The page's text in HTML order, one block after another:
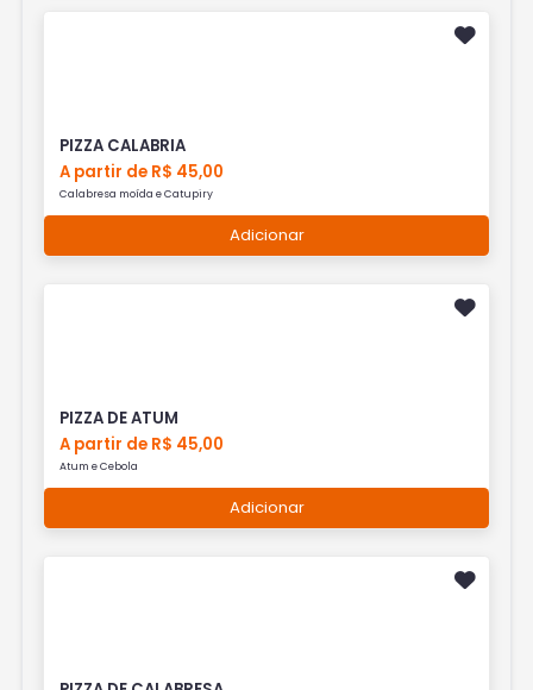
PIZZA CALABRIA
A partir de R$ 45,00
Calabresa moída e Catupiry
Adicionar
PIZZA DE ATUM
A partir de R$ 45,00
Atum e Cebola
Adicionar